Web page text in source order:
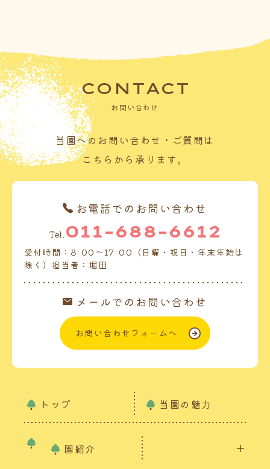
CONTACT
お問い合わせ
当園へのお問い合わせ・ご質問は
こちらから承ります。
お電話でのお問い合わせ
Tel. 011-688-6612
受付時間：8:00～17:00（日曜・祝日・年末年始は
除く）担当者：堀田
メールでのお問い合わせ
お問い合わせフォームへ
トップ 当園の魅力
園紹介